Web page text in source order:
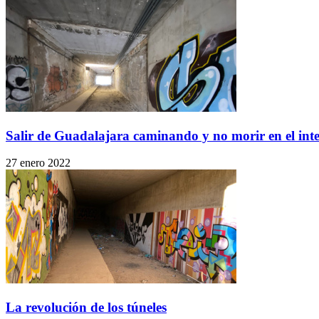
Salir de Guadalajara caminando y no morir en el
27 enero 2022
La revolución de los túneles